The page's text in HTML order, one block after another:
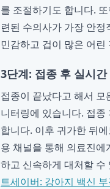
를 조절하기도 합니다.
련된 수의사가 가장 안
민감하고 겁이 많은 어
3단계: 접종 후 실시
접종이 끝났다고 해서
니터링에 있습니다. 접
합니다. 이후 귀가한 뒤
용 채널을 통해 의료진
하고 신속하게 대처할 수
트세이버: 강아지 백신